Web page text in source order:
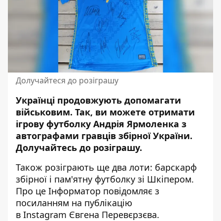
Долучайтеся до розіграшу
Українці продовжують допомагати
військовим. Так, ви можете отримати
ігрову футболку Андрія Ярмоленка з
автографами гравців збірної України.
Долучайтесь до розіграшу.
Також розіграють ще два лоти: барскарф
збірної і пам'ятну футболку зі Шкіпером.
Про це Інформатор повідомляє з
посиланням на публікацію
в Instagram Євгена Перевєрзєва.